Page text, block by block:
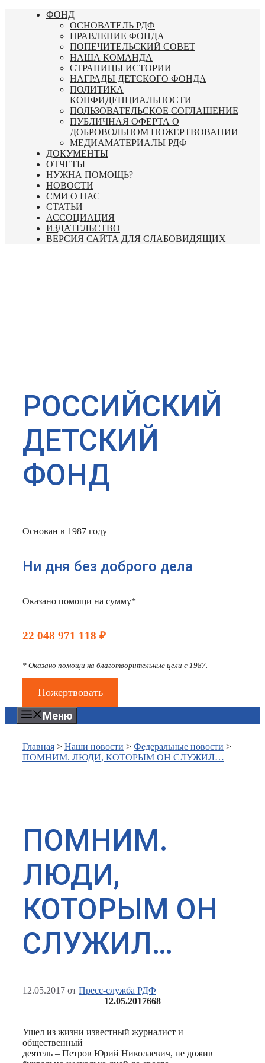
Перейти
ФОНД
ОСНОВАТЕЛЬ РДФ
ПРАВЛЕНИЕ ФОНДА
ПОПЕЧИТЕЛЬСКИЙ СОВЕТ
НАША КОМАНДА
СТРАНИЦЫ ИСТОРИИ
НАГРАДЫ ДЕТСКОГО ФОНДА
ПОЛИТИКА
КОНФИДЕНЦИАЛЬНОСТИ
ПОЛЬЗОВАТЕЛЬСКОЕ СОГЛАШЕНИЕ
ПУБЛИЧНАЯ ОФЕРТА О
ДОБРОВОЛЬНОМ ПОЖЕРТВОВАНИИ
МЕДИАМАТЕРИАЛЫ РДФ
ДОКУМЕНТЫ
ОТЧЕТЫ
НУЖНА ПОМОЩЬ?
НОВОСТИ
СМИ О НАС
СТАТЬИ
АССОЦИАЦИЯ
ИЗДАТЕЛЬСТВО
ВЕРСИЯ САЙТА ДЛЯ СЛАБОВИДЯЩИХ
РОССИЙСКИЙ
ДЕТСКИЙ
ФОНД
Основан в 1987 году
Ни дня без доброго дела
Оказано помощи на сумму*
22 048 971 118 ₽
* Оказано помощи на благотворительные цели с 1987.
Пожертвовать
Меню
Главная > Наши новости > Федеральные новости >
ПОМНИМ. ЛЮДИ, КОТОРЫМ ОН СЛУЖИЛ…
ПОМНИМ.
ЛЮДИ,
КОТОРЫМ ОН
СЛУЖИЛ…
12.05.2017 от Пресс-служба РДФ
12.05.2017668
Ушел из жизни известный журналист и
общественный
деятель – Петров Юрий Николаевич, не дожив